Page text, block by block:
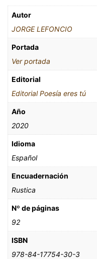
Autor
JORGE LEFONCIO
Portada
Ver portada
Editorial
Editorial Poesía eres tú
Año
2020
Idioma
Español
Encuadernación
Rustica
Nº de páginas
92
ISBN
978-84-17754-30-3